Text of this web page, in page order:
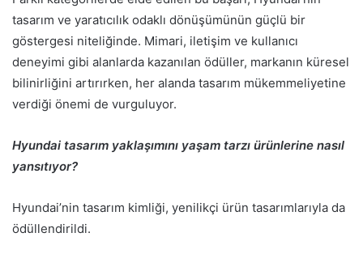
tasarım ve yaratıcılık odaklı dönüşümünün güçlü bir
göstergesi niteliğinde. Mimari, iletişim ve kullanıcı
deneyimi gibi alanlarda kazanılan ödüller, markanın küresel
bilinirliğini artırırken, her alanda tasarım mükemmeliyetine
verdiği önemi de vurguluyor.
Hyundai tasarım yaklaşımını yaşam tarzı ürünlerine nasıl
yansıtıyor?
Hyundai’nin tasarım kimliği, yenilikçi ürün tasarımlarıyla da
ödüllendirildi.